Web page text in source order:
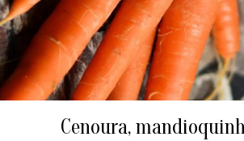
Cenoura,